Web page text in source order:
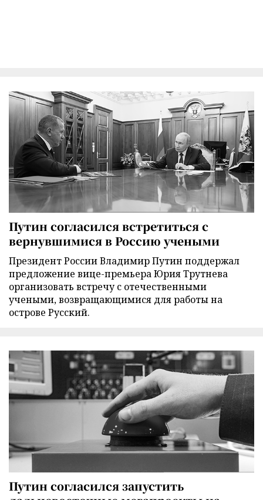
Путин согласился встретиться с
вернувшимися в Россию учеными
Президент России Владимир Путин поддержал
предложение вице-премьера Юрия Трутнева
организовать встречу с отечественными
учеными, возвращающимися для работы на
острове Русский.
Путин согласился запустить